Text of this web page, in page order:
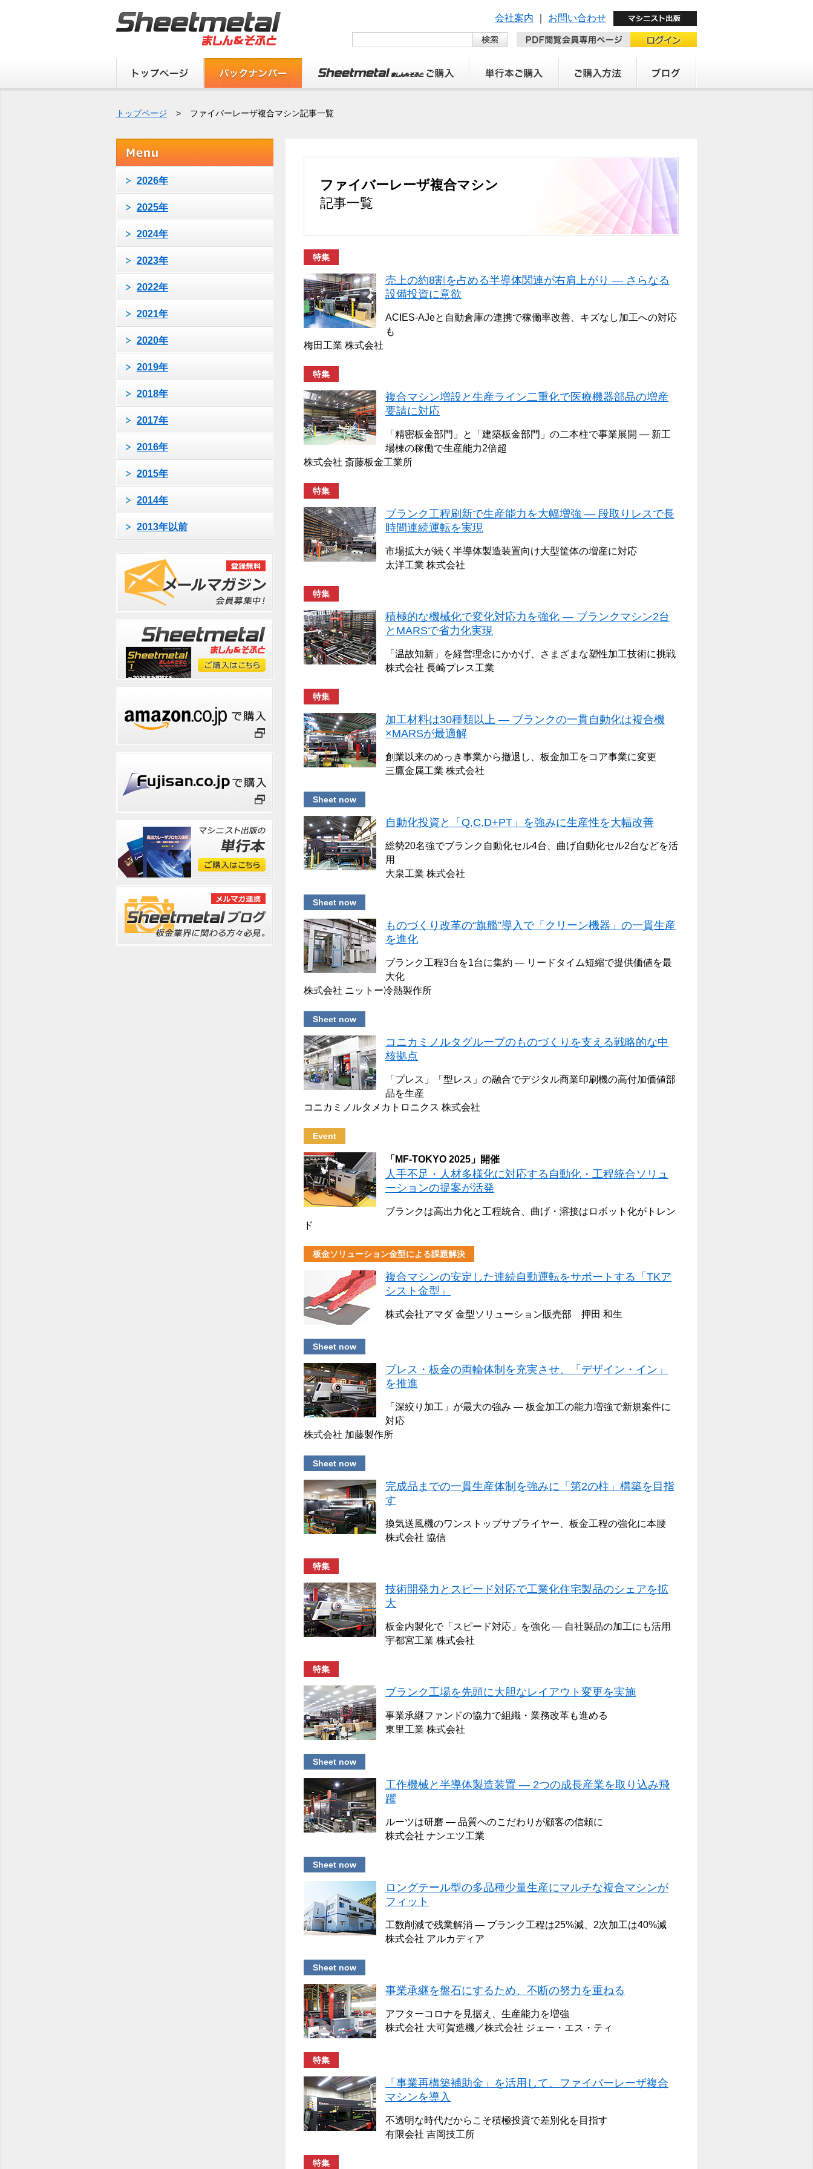
会社案内 お問い合わせ
トップページ > ファイバーレーザ複合マシン記事一覧
ファイバーレーザ複合マシン
記事一覧
特集
売上の約8割を占める半導体関連が右肩上がり ― さらなる
設備投資に意欲
ACIES-AJeと自動倉庫の連携で稼働率改善、キズなし加工への対応
も
梅田工業 株式会社
特集
複合マシン増設と生産ライン二重化で医療機器部品の増産
要請に対応
「精密板金部門」と「建築板金部門」の二本柱で事業展開 ― 新工
場棟の稼働で生産能力2倍超
株式会社 斎藤板金工業所
特集
ブランク工程刷新で生産能力を大幅増強 ― 段取りレスで長
時間連続運転を実現
市場拡大が続く半導体製造装置向け大型筐体の増産に対応
太洋工業 株式会社
特集
積極的な機械化で変化対応力を強化 ― ブランクマシン2台
とMARSで省力化実現
「温故知新」を経営理念にかかげ、さまざまな塑性加工技術に挑戦
株式会社 長崎プレス工業
特集
加工材料は30種類以上 ― ブランクの一貫自動化は複合機
×MARSが最適解
創業以来のめっき事業から撤退し、板金加工をコア事業に変更
三鷹金属工業 株式会社
Sheet now
自動化投資と「Q,C,D+PT」を強みに生産性を大幅改善
総勢20名強でブランク自動化セル4台、曲げ自動化セル2台などを活
用
大泉工業 株式会社
Sheet now
ものづくり改革の“旗艦”導入で「クリーン機器」の一貫生産
を進化
ブランク工程3台を1台に集約 ― リードタイム短縮で提供価値を最
大化
株式会社 ニットー冷熱製作所
Sheet now
コニカミノルタグループのものづくりを支える戦略的な中
核拠点
「プレス」「型レス」の融合でデジタル商業印刷機の高付加価値部
品を生産
コニカミノルタメカトロニクス 株式会社
Event
「MF-TOKYO 2025」開催
人手不足・人材多様化に対応する自動化・工程統合ソリュ
ーションの提案が活発
ブランクは高出力化と工程統合、曲げ・溶接はロボット化がトレン
ド
板金ソリューション金型による課題解決
複合マシンの安定した連続自動運転をサポートする「TKア
シスト金型」
株式会社アマダ 金型ソリューション販売部 押田 和生
Sheet now
プレス・板金の両輪体制を充実させ、「デザイン・イン」
を推進
「深絞り加工」が最大の強み ― 板金加工の能力増強で新規案件に
対応
株式会社 加藤製作所
Sheet now
完成品までの一貫生産体制を強みに「第2の柱」構築を目指
す
換気送風機のワンストップサプライヤー、板金工程の強化に本腰
株式会社 協信
特集
技術開発力とスピード対応で工業化住宅製品のシェアを拡
大
板金内製化で「スピード対応」を強化 ― 自社製品の加工にも活用
宇都宮工業 株式会社
特集
ブランク工場を先頭に大胆なレイアウト変更を実施
事業承継ファンドの協力で組織・業務改革も進める
東里工業 株式会社
Sheet now
工作機械と半導体製造装置 ― 2つの成長産業を取り込み飛
躍
ルーツは研磨 ― 品質へのこだわりが顧客の信頼に
株式会社 ナンエツ工業
Sheet now
ロングテール型の多品種少量生産にマルチな複合マシンが
フィット
工数削減で残業解消 ― ブランク工程は25%減、2次加工は40%減
株式会社 アルカディア
Sheet now
事業承継を盤石にするため、不断の努力を重ねる
アフターコロナを見据え、生産能力を増強
株式会社 大可賀造機／株式会社 ジェー・エス・ティ
特集
「事業再構築補助金」を活用して、ファイバーレーザ複合
マシンを導入
不透明な時代だからこそ積極投資で差別化を目指す
有限会社 吉岡技工所
特集
2026年
2025年
2024年
2023年
2022年
2021年
2020年
2019年
2018年
2017年
2016年
2015年
2014年
2013年以前